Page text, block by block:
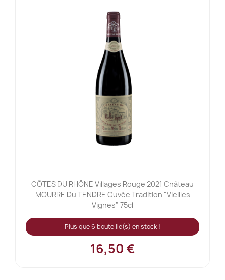
CÔTES DU RHÔNE Villages Rouge 2021 Château
MOURRE Du TENDRE Cuvée Tradition "Vieilles
Vignes" 75cl
Plus que 6 bouteille(s) en stock !
16,50 €